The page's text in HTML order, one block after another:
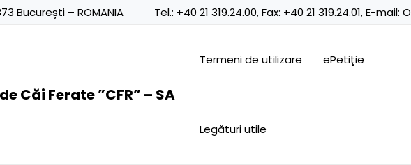
București – ROMANIA Tel.: +40 21 319.24.00, Fax: +40 21 319.24.01, E-mail:
Căi Ferate ”CFR” – SA
Termeni de utilizare ePetiţie
Legături utile